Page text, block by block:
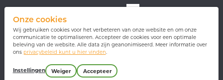
Geïnteresseerd in onze nieuwsbrief?
Onze cookies
Wij gebruiken cookies voor het verbeteren van onze website en om onze
communicatie te optimaliseren. Accepteer de cookies voor een optimale
beleving van de website. Alle data zijn geanonimiseerd. Meer informatie over
ons privacybeleid kunt u hier vinden
Instellingen Weiger Accepteer